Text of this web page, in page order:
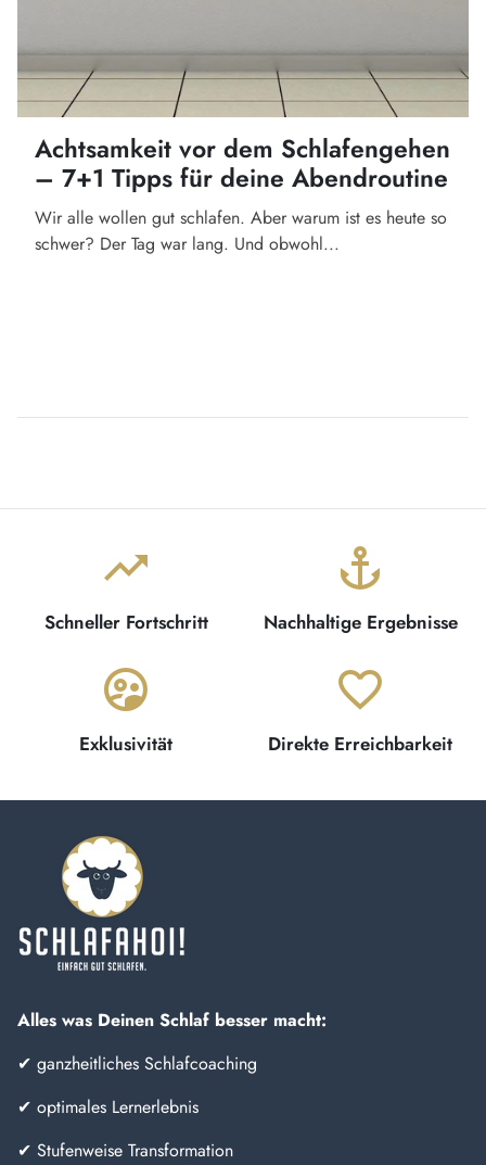
Achtsamkeit vor dem Schlafengehen
– 7+1 Tipps für deine Abendroutine
Wir alle wollen gut schlafen. Aber warum ist es heute so
schwer? Der Tag war lang. Und obwohl...
trending_up
Schneller Fortschritt
anchor
Nachhaltige Ergebnisse
supervised_user_circle
Exklusivität
favorite_border
Direkte Erreichbarkeit
Alles was Deinen Schlaf besser macht:
✔ ganzheitliches Schlafcoaching
✔ optimales Lernerlebnis
✔ Stufenweise Transformation